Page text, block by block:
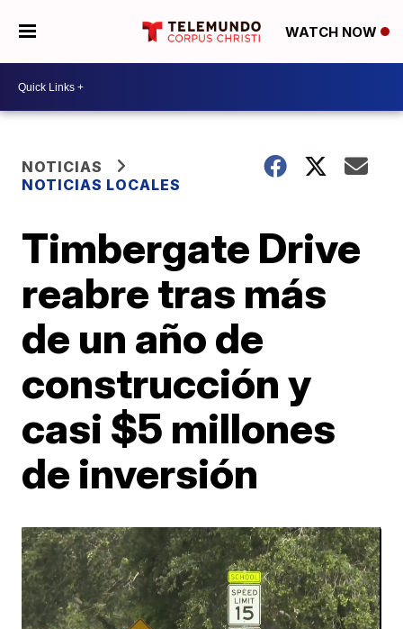
WATCH NOW
NOTICIAS
NOTICIAS LOCALES
Timbergate Drive
reabre tras más
de un año de
construcción y
casi $5 millones
de inversión